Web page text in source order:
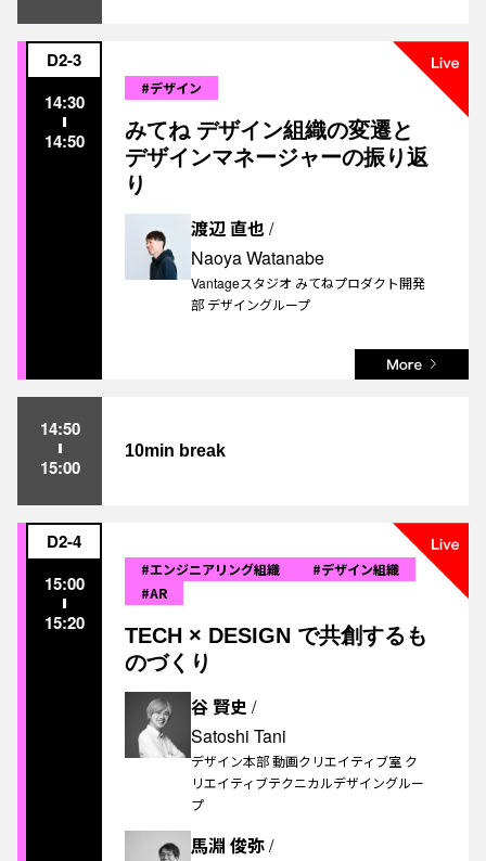
D2-3
14:30
14:50
#デザイン
みてね デザイン組織の変遷と
デザインマネージャーの振り返
り
渡辺 直也/
Naoya Watanabe
Vantageスタジオ みてねプロダクト開発
部 デザイングループ
14:50
15:00
10min break
D2-4
15:00
15:20
#エンジニアリング組織
#デザイン組織
#AR
TECH × DESIGN で共創するも
のづくり
谷 賢史/
Satoshi Tani
デザイン本部 動画クリエイティブ室 ク
リエイティブテクニカルデザイングルー
プ
馬淵 俊弥/